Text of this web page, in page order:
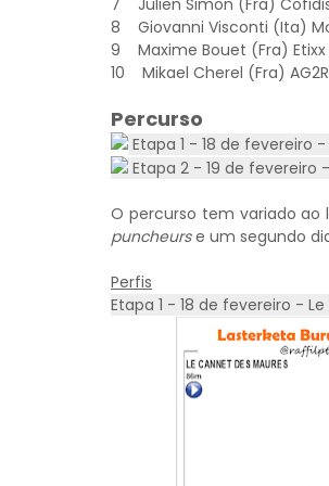
7 Julien Simon (Fra)
8 Giovanni Visconti (Ita)
9 Maxime Bouet (Fra)
10 Mikael Cherel (Fra)
Percurso
Etapa 1 - 18 de fevereiro
Etapa 2 - 19 de fevereiro
O percurso tem variado
puncheurse um segundo
Perfis
Etapa 1 - 18 de fevereiro -